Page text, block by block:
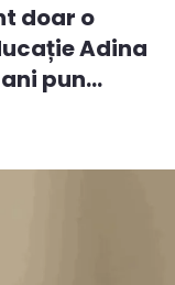
doar o
Adina
pun